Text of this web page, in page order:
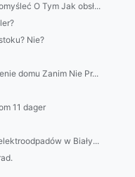
O Tym Jak obsł...
Nie?
domu Zanim Nie Pr...
11 dager
w Biały...